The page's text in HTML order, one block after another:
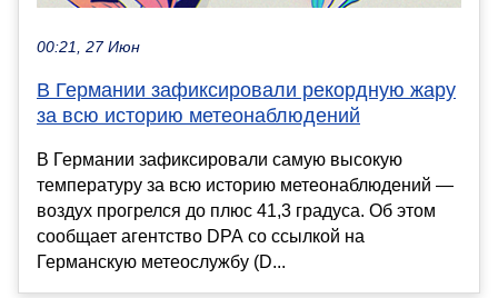
00:21, 27 Июн
В Германии зафиксировали рекордную жару
за всю историю метеонаблюдений
В Германии зафиксировали самую высокую
температуру за всю историю метеонаблюдений —
воздух прогрелся до плюс 41,3 градуса. Об этом
сообщает агентство DPA со ссылкой на
Германскую метеослужбу (D...